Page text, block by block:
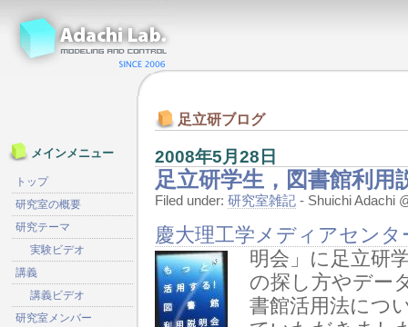
足立研ブログ
2008年5月28日
足立研学生，図書館利用
Filed under: 研究室雑記 - Shuichi Adachi
慶大理工学メディアセンタ
明会」に足立研
の探し方やデー
書館活用法につ
メインメニュー
トップ
研究室の概要
研究テーマ
実験ビデオ
講義
講義ビデオ
研究室メンバー